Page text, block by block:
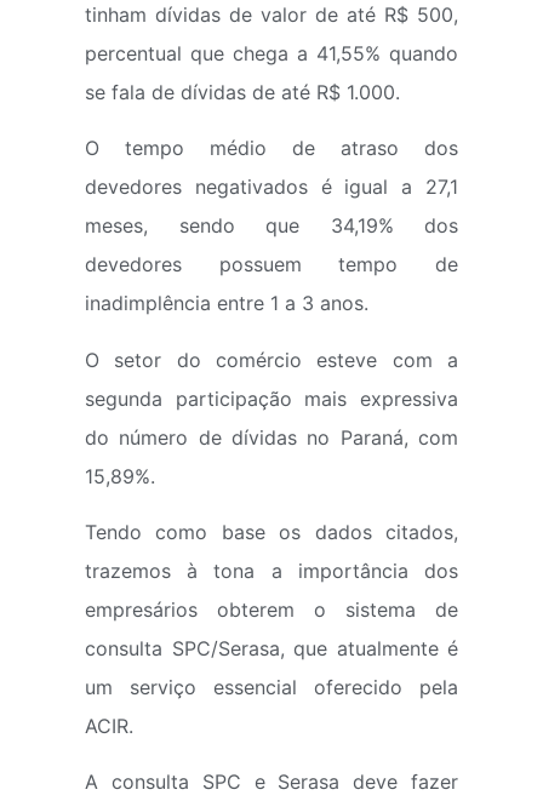
tinham dívidas de valor de até R$ 500,
percentual que chega a 41,55% quando
se fala de dívidas de até R$ 1.000.
O tempo médio de atraso dos
devedores negativados é igual a 27,1
meses, sendo que 34,19% dos
devedores possuem tempo de
inadimplência entre 1 a 3 anos.
O setor do comércio esteve com a
segunda participação mais expressiva
do número de dívidas no Paraná, com
15,89%.
Tendo como base os dados citados,
trazemos à tona a importância dos
empresários obterem o sistema de
consulta SPC/Serasa, que atualmente é
um serviço essencial oferecido pela
ACIR.
A consulta SPC e Serasa deve fazer